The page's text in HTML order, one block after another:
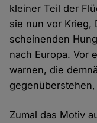
kleiner Teil der
sie nun vor Krieg,
scheinenden
nach Europa. Vor
warnen, die
Zumal das Motiv